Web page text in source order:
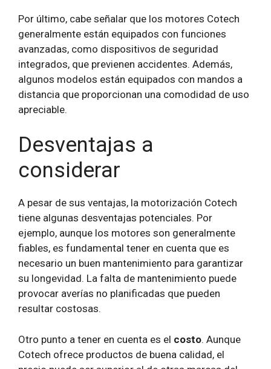
Por último, cabe señalar que los motores Cotech
generalmente están equipados con funciones
avanzadas, como dispositivos de seguridad
integrados, que previenen accidentes. Además,
algunos modelos están equipados con mandos a
distancia que proporcionan una comodidad de uso
apreciable.
Desventajas a
considerar
A pesar de sus ventajas, la motorización Cotech
tiene algunas desventajas potenciales. Por
ejemplo, aunque los motores son generalmente
fiables, es fundamental tener en cuenta que es
necesario un buen mantenimiento para garantizar
su longevidad. La falta de mantenimiento puede
provocar averías no planificadas que pueden
resultar costosas.
Otro punto a tener en cuenta es el costo. Aunque
Cotech ofrece productos de buena calidad, el